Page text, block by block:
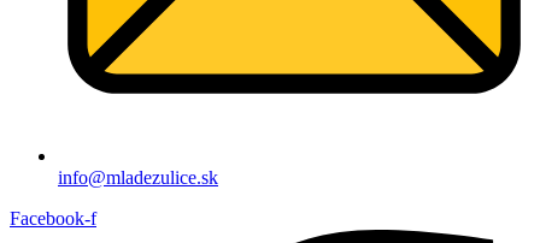
info@mladezulice.sk
Facebook-f